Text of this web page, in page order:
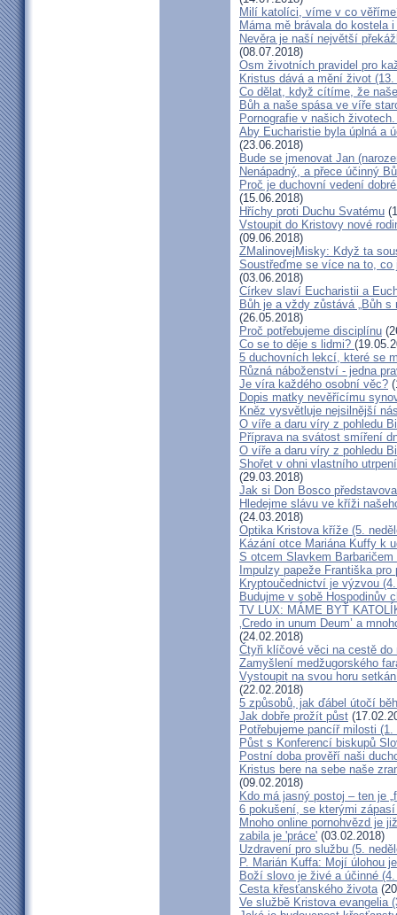
Milí katolíci, víme v co
Máma mě brávala do kostela
Nevěra je naší největší
(08.07.2018)
Osm životních pravidel pro
Kristus dává a mění život
Co dělat, když cítíme, že
Bůh a naše spása ve víře
Pornografie v našich
Aby Eucharistie byla úplná a
(23.06.2018)
Bude se jmenovat Jan
Nenápadný, a přece účinný
Proč je duchovní vedení
(15.06.2018)
Hříchy proti Duchu Svatému
Vstoupit do Kristovy nové
(09.06.2018)
ZMalinovejMisky: Když ta
Soustřeďme se více na to,
(03.06.2018)
Církev slaví Eucharistii a
Bůh je a vždy zůstává „Bůh
(26.05.2018)
Proč potřebujeme disciplínu
Co se to děje s lidmi?
5 duchovních lekcí, které se
Různá náboženství - jedna
Je víra každého osobní věc?
Dopis matky nevěřícímu
Kněz vysvětluje nejsilnější
O víře a daru víry z pohledu
Příprava na svátost smíření
O víře a daru víry z pohledu
Shořet v ohni vlastního
(29.03.2018)
Jak si Don Bosco
Hledejme slávu ve kříži
(24.03.2018)
Optika Kristova kříže (5.
Kázání otce Mariána Kuffy k
S otcem Slavkem Barbaričem
Impulzy papeže Františka pro
Kryptoučednictví je výzvou
Budujme v sobě Hospodinův
TV LUX: MÁME BYŤ
‚Credo in unum Deum’ a
(24.02.2018)
Čtyři klíčové věci na cestě do
Zamyšlení medžugorského
Vystoupit na svou horu
(22.02.2018)
5 způsobů, jak ďábel útočí
Jak dobře prožít půst
Potřebujeme pancíř milosti
Půst s Konferencí biskupů
Postní doba prověří naši
Kristus bere na sebe naše
(09.02.2018)
Kdo má jasný postoj – ten je
6 pokušení, se kterými
Mnoho online pornohvězd je
zabila je 'práce' (03.02.2018)
Uzdravení pro službu (5.
P. Marián Kuffa: Mojí úlohou
Boží slovo je živé a účinné
Cesta křesťanského života
Ve službě Kristova evangelia